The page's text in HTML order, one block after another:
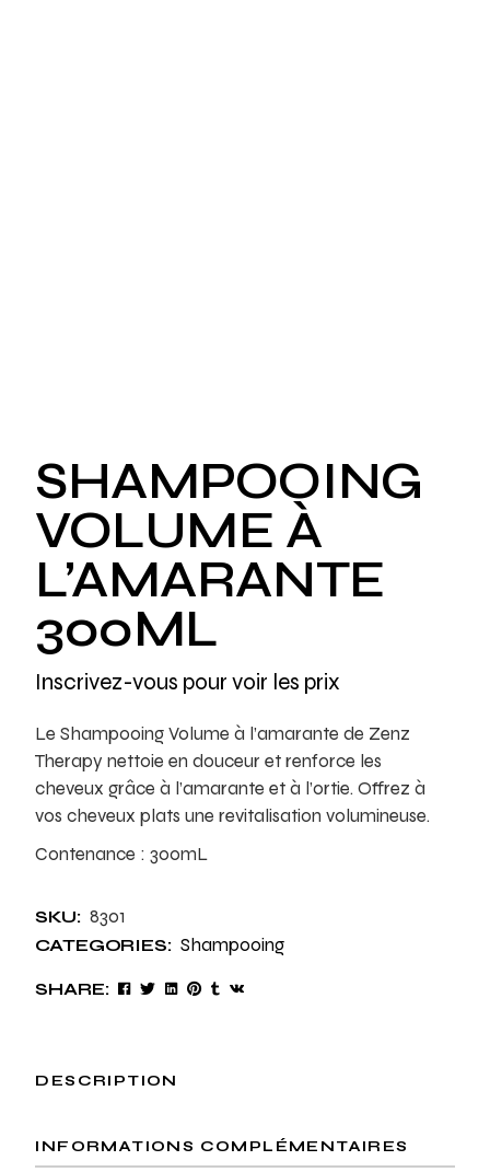
SHAMPOOING
VOLUME À
L’AMARANTE
300ML
Inscrivez-vous pour voir les prix
Le Shampooing Volume à l’amarante de Zenz
Therapy nettoie en douceur et renforce les
cheveux grâce à l’amarante et à l’ortie. Offrez à
vos cheveux plats une revitalisation volumineuse.
Contenance : 300mL
SKU: 8301
CATEGORIES: Shampooing
SHARE:
DESCRIPTION
INFORMATIONS COMPLÉMENTAIRES